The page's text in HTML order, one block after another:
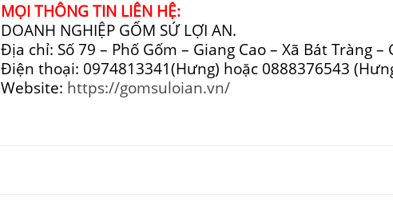
MỌI THÔNG TIN LIÊN HỆ:
DOANH NGHIỆP GỐM SỨ LỢI AN.
Địa chỉ: Số 79 – Phố Gốm – Giang Cao – Xã Bát Tràng –
Điện thoại: 0974813341(Hưng) hoặc 0888376543
Website: https://gomsuloian.vn/